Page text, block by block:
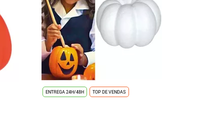
ENTREGA 24H/48H TOP DE VENDAS